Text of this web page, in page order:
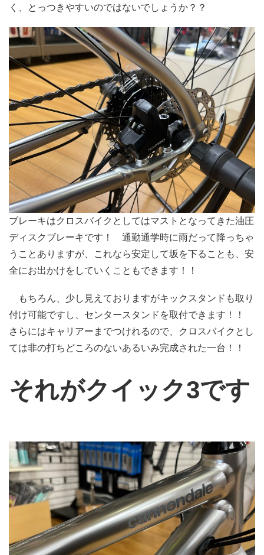
く、とっつきやすいのではないでしょうか？？
ブレーキはクロスバイクとしてはマストとなってきた油圧
ディスクブレーキです！ 通勤通学時に雨だって降っちゃ
うことありますが、これなら安定して坂を下ることも、安
全にお出かけをしていくこともできます！！
もちろん、少し見えておりますがキックスタンドも取り
付け可能ですし、センタースタンドを取付できます！！
さらにはキャリアーまでつけれるので、クロスバイクとし
ては非の打ちどころのないあるいみ完成された一台！！
それがクイック3です